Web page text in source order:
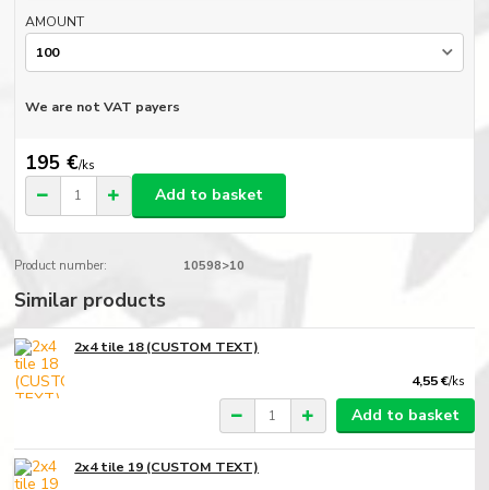
AMOUNT
We are not VAT payers
195 €/ks
Add to basket
Product number: 10598>10
Similar products
2x4 tile 18 (CUSTOM TEXT)
4,55 €/ks
Add to basket
2x4 tile 19 (CUSTOM TEXT)